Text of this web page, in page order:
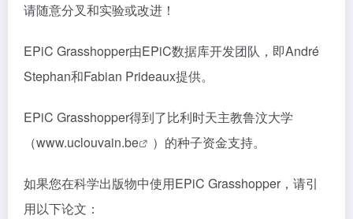
请随意分叉和实验或改进！
EPiC Grasshopper由EPiC数据库开发团队，即André
Stephan和Fabian Prideaux提供。
EPiC Grasshopper得到了比利时天主教鲁汶大学
（www.uclouvain.be ）的种子资金支持。
如果您在科学出版物中使用EPiC Grasshopper，请引
用以下论文：